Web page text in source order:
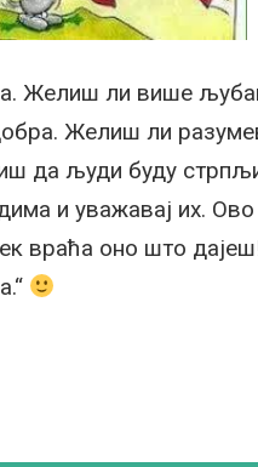
Желиш ли више
Желиш ли
да људи буду
и уважавај их.
враћа оно што дајеш!